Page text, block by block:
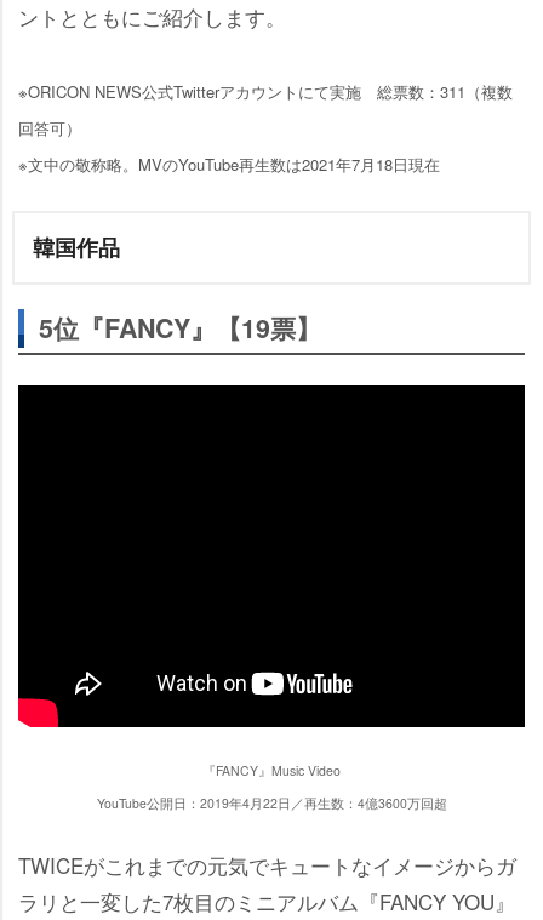
ントとともにご紹介します。
※ORICON NEWS公式Twitterアカウントにて実施 総票数：311（複数
回答可）
※文中の敬称略。MVのYouTube再生数は2021年7月18日現在
韓国作品
5位『FANCY』【19票】
『FANCY』Music Video
YouTube公開日：2019年4月22日／再生数：4億3600万回超
TWICEがこれまでの元気でキュートなイメージからガ
ラリと一変した7枚目のミニアルバム『FANCY YOU』